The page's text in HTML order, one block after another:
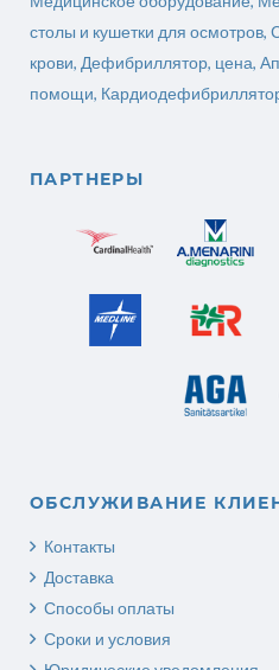
столы и кушетки для осмотров,
крови, Дефибриллятор, цена,
помощи,
ПАРТНЕРЫ
ОБСЛУЖИВАНИЕ
Контакты
Доставка
Способы оплаты
Сроки и условия